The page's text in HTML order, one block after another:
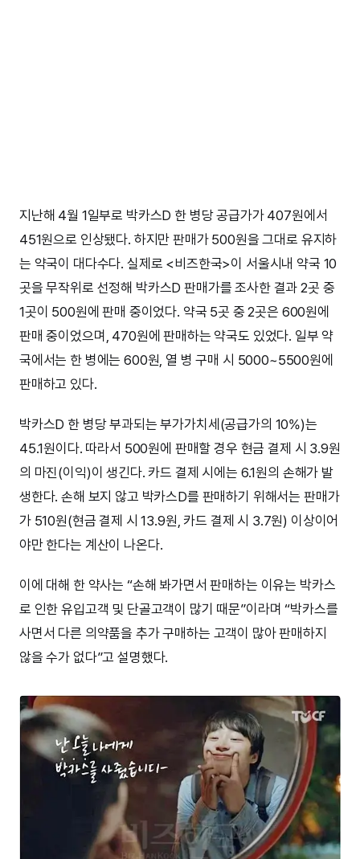
지난해 4월 1일부로 박카스D 한 병당 공급가가 407원에서
451원으로 인상됐다. 하지만 판매가 500원을 그대로 유지하
는 약국이 대다수다. 실제로 <비즈한국>이 서울시내 약국 10
곳을 무작위로 선정해 박카스D 판매가를 조사한 결과 2곳 중
1곳이 500원에 판매 중이었다. 약국 5곳 중 2곳은 600원에
판매 중이었으며, 470원에 판매하는 약국도 있었다. 일부 약
국에서는 한 병에는 600원, 열 병 구매 시 5000~5500원에
판매하고 있다.
박카스D 한 병당 부과되는 부가가치세(공급가의 10%)는
45.1원이다. 따라서 500원에 판매할 경우 현금 결제 시 3.9원
의 마진(이익)이 생긴다. 카드 결제 시에는 6.1원의 손해가 발
생한다. 손해 보지 않고 박카스D를 판매하기 위해서는 판매가
가 510원(현금 결제 시 13.9원, 카드 결제 시 3.7원) 이상이어
야만 한다는 계산이 나온다.
이에 대해 한 약사는 “손해 봐가면서 판매하는 이유는 박카스
로 인한 유입고객 및 단골고객이 많기 때문”이라며 “박카스를
사면서 다른 의약품을 추가 구매하는 고객이 많아 판매하지
않을 수가 없다”고 설명했다.